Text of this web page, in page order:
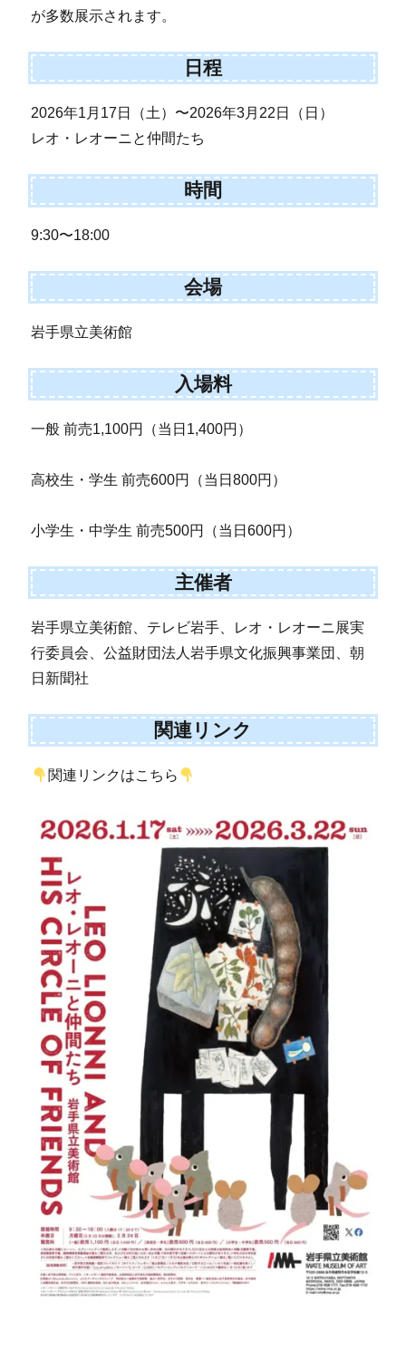
が多数展示されます。
日程
2026年1月17日（土）〜2026年3月22日（日）
レオ・レオーニと仲間たち
時間
9:30〜18:00
会場
岩手県立美術館
入場料
一般 前売1,100円（当日1,400円）
高校生・学生 前売600円（当日800円）
小学生・中学生 前売500円（当日600円）
主催者
岩手県立美術館、テレビ岩手、レオ・レオーニ展実
行委員会、公益財団法人岩手県文化振興事業団、朝
日新聞社
関連リンク
関連リンクはこちら